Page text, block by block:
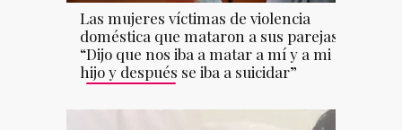
Las mujeres víctimas de violencia
doméstica que mataron a sus parejas:
“Dijo que nos iba a matar a mí y a mi
hijo y después se iba a suicidar”